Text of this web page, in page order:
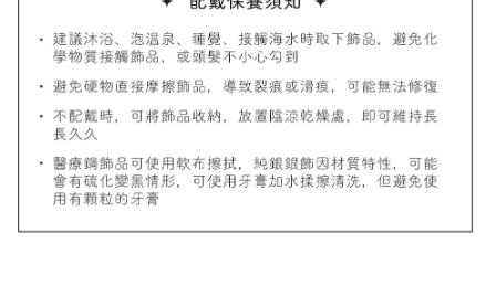
NT$ 298
NT$ 399
- +